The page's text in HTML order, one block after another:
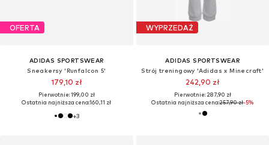
OFERTA
ADIDAS SPORTSWEAR
Sneakersy 'Runfalcon 5'
179,10 zł
Pierwotnie: 199,00 zł
Ostatnia najniższa cena:160,11 zł
+3
WYPRZEDAŻ
ADIDAS SPORTSWEAR
Strój treningowy 'Adidas x Minecraft'
242,90 zł
Pierwotnie: 287,90 zł
Ostatnia najniższa cena:257,90 zł-5%